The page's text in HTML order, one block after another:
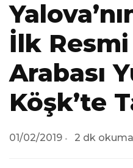
İlk
Arabası
Köşk’te
01/02/2019 2 dk okuma